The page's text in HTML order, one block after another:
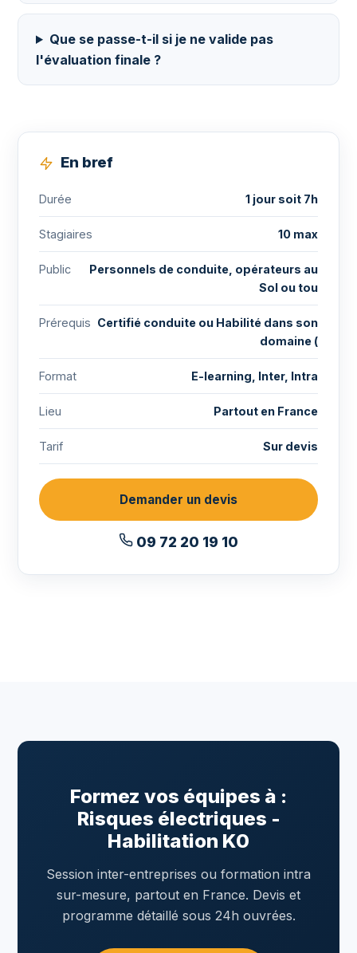
Que se passe-t-il si je ne valide pas
l'évaluation finale ?
En bref
Durée 1 jour soit 7h
Stagiaires 10 max
Public
Personnels de conduite, opérateurs au
Sol ou tou
Prérequis Certifié conduite ou Habilité dans son
domaine (
Format E-learning, Inter, Intra
Lieu Partout en France
Tarif Sur devis
Demander un devis
09 72 20 19 10
Formez vos équipes à :
Risques électriques -
Habilitation K0
Session inter-entreprises ou formation intra
sur-mesure, partout en France. Devis et
programme détaillé sous 24h ouvrées.